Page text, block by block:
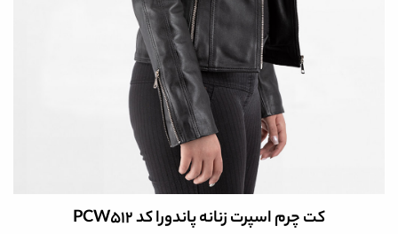
کاپشن چرم زنانه کد PCW543